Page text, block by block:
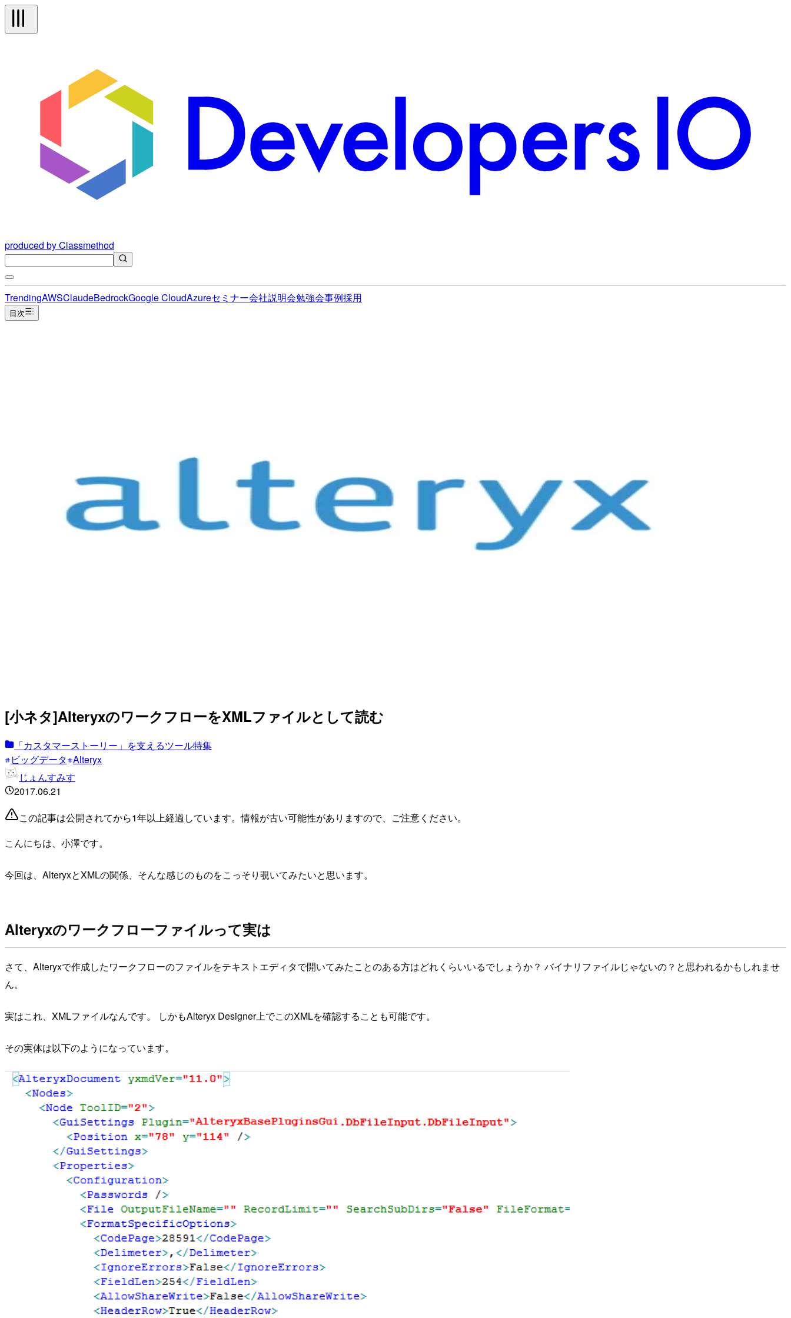
produced by Classmethod
TrendingAWSClaudeBedrockGoogle CloudAzureセミナー会社説明会勉強会事例採用
目次
[小ネタ]AlteryxのワークフローをXMLファイルとして読む
「カスタマーストーリー」を支えるツール特集
ビッグデータ Alteryx
じょんすみす
2017.06.21
この記事は公開されてから1年以上経過しています。情報が古い可能性がありますので、ご注意ください。
こんにちは、小澤です。
今回は、AlteryxとXMLの関係、そんな感じのものをこっそり覗いてみたいと思います。
Alteryxのワークフローファイルって実は
さて、Alteryxで作成したワークフローのファイルをテキストエディタで開いてみたことのある方はどれくらいいるでしょうか？ バイナリファイルじゃないの？と思われるかもしれませ
ん。
実はこれ、XMLファイルなんです。 しかもAlteryx Designer上でこのXMLを確認することも可能です。
その実体は以下のようになっています。